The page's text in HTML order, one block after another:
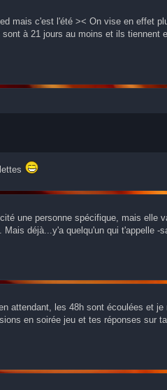
mais c'est l'été >< On vise en effet
à 21 jours au moins et ils tiennent
une personne spécifique, mais elle
déjà...y'a quelqu'un qui t'appelle -
attendant, les 48h sont écoulées et
en soirée jeu et tes réponses sur